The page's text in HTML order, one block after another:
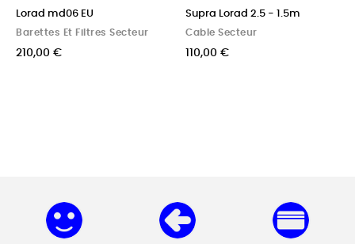
Lorad md06 EU
Barettes Et Filtres Secteur
210,00 €
Supra Lorad 2.5 - 1.5m
Cable Secteur
110,00 €